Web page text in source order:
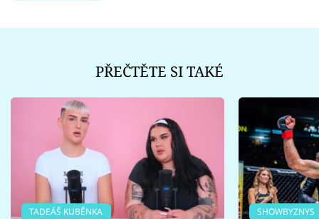
PŘEČTĚTE SI TAKÉ
TADEÁŠ KUBĚNKA SHOWBYZNYS